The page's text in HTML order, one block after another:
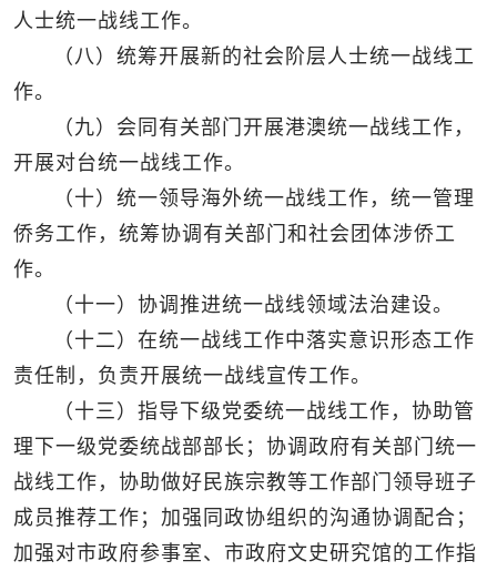
人士统一战线工作。
（八）统筹开展新的社会阶层人士统一战线工
作。
（九）会同有关部门开展港澳统一战线工作，
开展对台统一战线工作。
（十）统一领导海外统一战线工作，统一管理
侨务工作，统筹协调有关部门和社会团体涉侨工
作。
（十一）协调推进统一战线领域法治建设。
（十二）在统一战线工作中落实意识形态工作
责任制，负责开展统一战线宣传工作。
（十三）指导下级党委统一战线工作，协助管
理下一级党委统战部部长；协调政府有关部门统一
战线工作，协助做好民族宗教等工作部门领导班子
成员推荐工作；加强同政协组织的沟通协调配合；
加强对市政府参事室、市政府文史研究馆的工作指